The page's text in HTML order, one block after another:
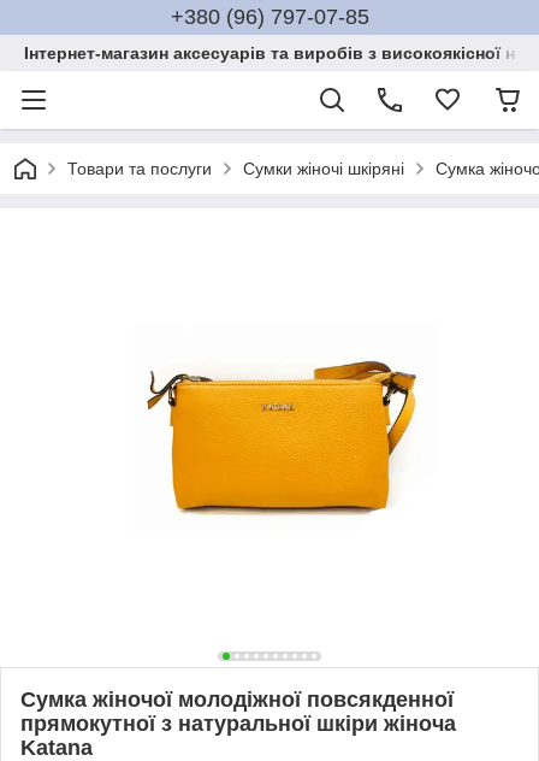
+380 (96) 797-07-85
Інтернет-магазин аксесуарів та виробів з високоякісної
Товари та послуги Сумки жіночі шкіряні Сумка
Сумка жіночої молодіжної повсякденної
прямокутної з натуральної шкіри жіноча
Katana